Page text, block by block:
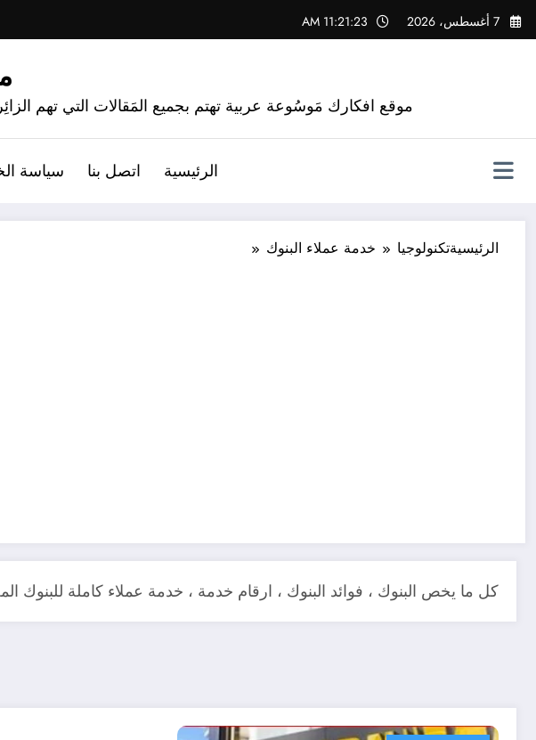
التجاوز
إلى
7 أغسطس، 2026 11:21:24 AM
موقع افكارك مَوسُوعة عربية تهتم بجميع المَقالات التي تهم
الرئيسية اتصل بنا سياسة
الرئيسيةتكنولوجيا خدمة عملاء البنوك
كل ما يخص البنوك ، فوائد البنوك ، ارقام خدمة ، خدمة عملاء كاملة للبنوك